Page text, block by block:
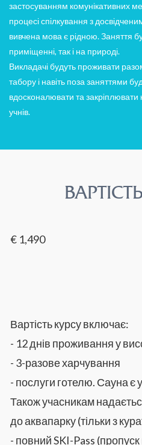
застосуванням комунікативних
процесі спілкування з
вивчена мова є рідною. Заняття
приміщенні, так і на природі.
Викладачі будуть проживати
табору і навіть поза заняттями
вдосконалювати та закріплювати
учнів.
€ 1,490
Вартість курсу включає:
- 12 днів проживання у
- 3-разове харчування
- послуги готелю. Сауна є
Також учасникам
до аквапарку (тільки з
- повний SKI-Pass